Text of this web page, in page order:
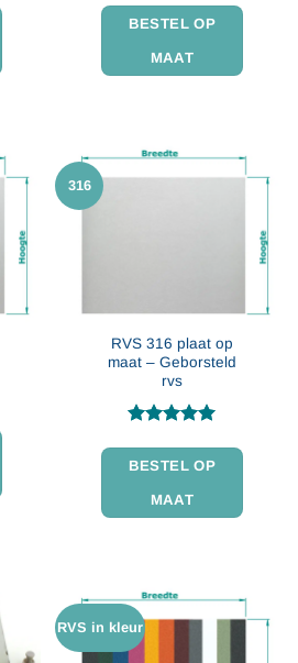
4.91
uit 5
BESTEL OP
MAAT
316
RVS 316 plaat op
maat – Geborsteld
rvs
4.97
uit 5
BESTEL OP
MAAT
RVS in kleur